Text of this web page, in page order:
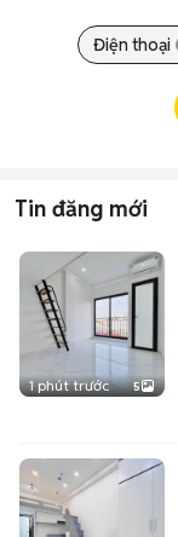
Điện thoại
Tin đăng mới
1 phút trước 5